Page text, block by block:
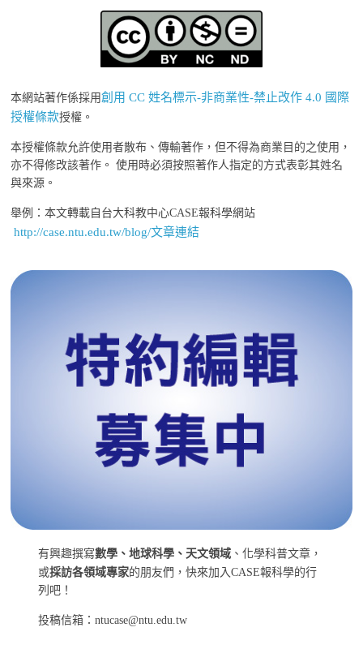
本網站著作係採用創用 CC 姓名標示-非商業性-禁止改作 4.0 國際
授權條款授權。
本授權條款允許使用者散布、傳輸著作，但不得為商業目的之使用，
亦不得修改該著作。 使用時必須按照著作人指定的方式表彰其姓名
與來源。
舉例：本文轉載自台大科教中心CASE報科學網站
http://case.ntu.edu.tw/blog/文章連結
有興趣撰寫數學、地球科學、天文領域 、化學科普文章，
或採訪各領域專家的朋友們，快來加入CASE報科學的行
列吧！
投稿信箱：ntucase@ntu.edu.tw